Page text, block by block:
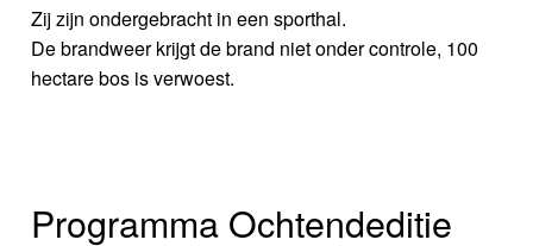
Zij zijn ondergebracht in een sporthal.
De brandweer krijgt de brand niet onder controle, 100
hectare bos is verwoest.
Programma Ochtendeditie